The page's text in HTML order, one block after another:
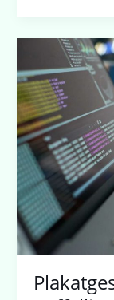
für
auffällige
und
wirkungsvolle
Designs